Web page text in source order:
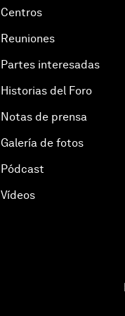
Centros
Reuniones
Partes interesadas
Historias del Foro
Notas de prensa
Galería de fotos
Pódcast
Vídeos